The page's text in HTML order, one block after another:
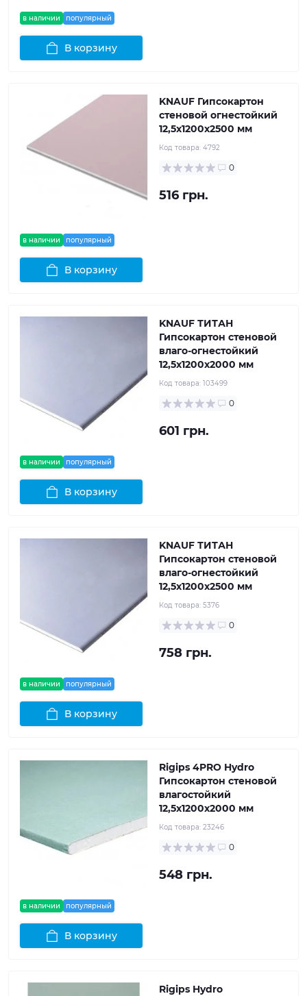
в наличии популярный
В корзину
в наличии популярный
KNAUF Гипсокартон
стеновой огнестойкий
12,5x1200x2500 мм
Код товара: 4792
0
516 грн.
В корзину
в наличии популярный
KNAUF ТИТАН
Гипсокартон стеновой
влаго-огнестойкий
12,5x1200x2000 мм
Код товара: 103499
0
601 грн.
В корзину
в наличии популярный
KNAUF ТИТАН
Гипсокартон стеновой
влаго-огнестойкий
12,5x1200x2500 мм
Код товара: 5376
0
758 грн.
В корзину
в наличии популярный
Rigips 4PRO Hydro
Гипсокартон стеновой
влагостойкий
12,5x1200x2000 мм
Код товара: 23246
0
548 грн.
В корзину
Rigips Hydro